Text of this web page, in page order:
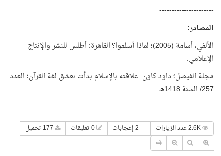
----------------------
المصادر:
الألفي، أسامة (2005)؛ لماذا أسلموا؟ القاهرة: أطلس للنشر والإنتاج
الإعلامي.
مجلة الفيصل؛ داود كاون: علاقته بالإسلام بدأت بعشق لغة القرآن؛ العدد
257/ السنة 1418هـ.
2 إعجابات